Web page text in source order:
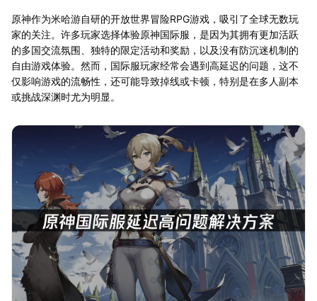
原神作为米哈游自研的开放世界冒险RPG游戏，吸引了全球无数玩
家的关注。许多玩家选择体验原神国际服，是因为其拥有更加活跃
的多国交流氛围、独特的限定活动和奖励，以及没有防沉迷机制的
自由游戏体验。然而，国际服玩家经常会遇到高延迟的问题，这不
仅影响游戏的流畅性，还可能导致掉线或卡顿，特别是在多人副本
或挑战深渊时尤为明显。